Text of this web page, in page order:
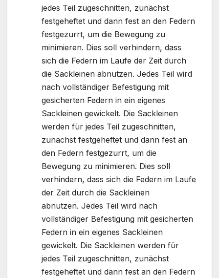
jedes Teil zugeschnitten, zunächst
festgeheftet und dann fest an den Federn
festgezurrt, um die Bewegung zu
minimieren. Dies soll verhindern, dass
sich die Federn im Laufe der Zeit durch
die Sackleinen abnutzen. Jedes Teil wird
nach vollständiger Befestigung mit
gesicherten Federn in ein eigenes
Sackleinen gewickelt. Die Sackleinen
werden für jedes Teil zugeschnitten,
zunächst festgeheftet und dann fest an
den Federn festgezurrt, um die
Bewegung zu minimieren. Dies soll
verhindern, dass sich die Federn im Laufe
der Zeit durch die Sackleinen
abnutzen. Jedes Teil wird nach
vollständiger Befestigung mit gesicherten
Federn in ein eigenes Sackleinen
gewickelt. Die Sackleinen werden für
jedes Teil zugeschnitten, zunächst
festgeheftet und dann fest an den Federn